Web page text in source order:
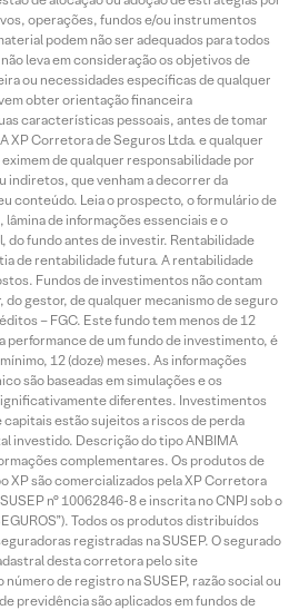
operações, fundos e/ou instrumentos
podem não ser adequados para todos
leva em consideração os objetivos de
ou necessidades específicas de qualquer
obter orientação financeira
características pessoais, antes de tomar
XP Corretora de Seguros Ltda. e qualquer
de qualquer responsabilidade por
indiretos, que venham a decorrer da
conteúdo. Leia o prospecto, o formulário de
de informações essenciais e o
do fundo antes de investir. Rentabilidade
de rentabilidade futura. A rentabilidade
Fundos de investimentos não contam
do gestor, de qualquer mecanismo de seguro
– FGC. Este fundo tem menos de 12
performance de um fundo de investimento, é
12 (doze) meses. As informações
são baseadas em simulações e os
diferentes. Investimentos
estão sujeitos a riscos de perda
investido. Descrição do tipo ANBIMA
complementares. Os produtos de
XP são comercializados pela XP Corretora
n° 10062846-8 e inscrita no CNPJ sob o
Todos os produtos distribuídos
registradas na SUSEP. O segurado
desta corretora pelo site
de registro na SUSEP, razão social ou
previdência são aplicados em fundos de